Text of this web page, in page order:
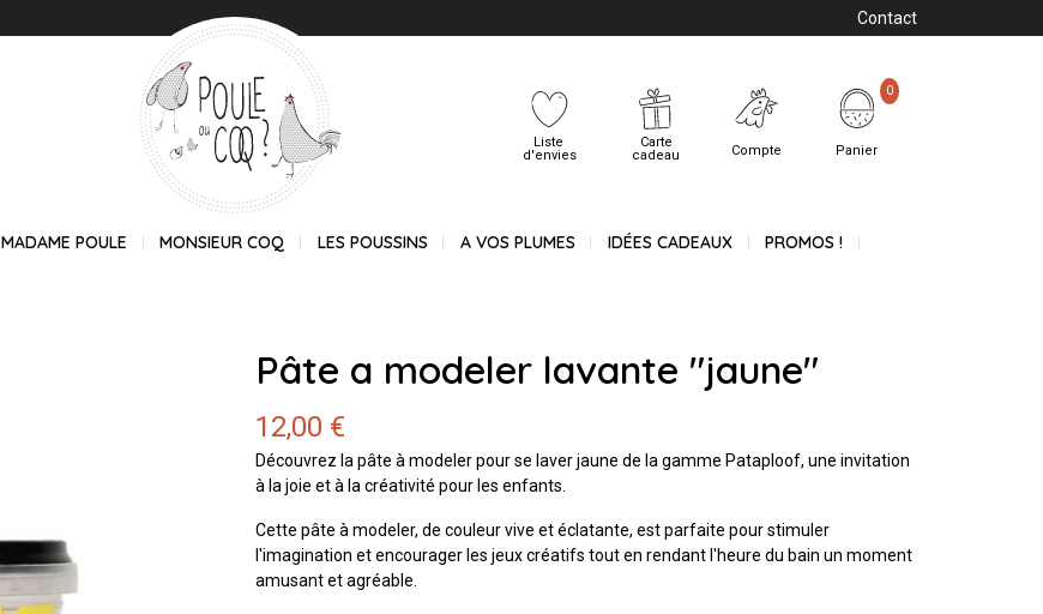
Contact
Liste
d'envies
Carte
cadeau
Compte Panier
0
MADAME POULE MONSIEUR COQ LES POUSSINS A VOS PLUMES IDÉES CADEAUX PROMOS !
Pâte a modeler lavante "jaune"
12,00 €
Découvrez la pâte à modeler pour se laver jaune de la gamme Pataploof, une invitation
à la joie et à la créativité pour les enfants.
Cette pâte à modeler, de couleur vive et éclatante, est parfaite pour stimuler
l'imagination et encourager les jeux créatifs tout en rendant l'heure du bain un moment
amusant et agréable.